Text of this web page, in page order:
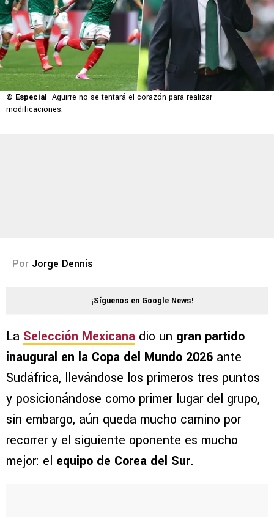
© Especial Aguirre no se tentará el corazón para realizar
modificaciones.
Por Jorge Dennis
¡Síguenos en Google News!
La Selección Mexicana dio un gran partido
inaugural en la Copa del Mundo 2026 ante
Sudáfrica, llevándose los primeros tres puntos
y posicionándose como primer lugar del grupo,
sin embargo, aún queda mucho camino por
recorrer y el siguiente oponente es mucho
mejor: el equipo de Corea del Sur.